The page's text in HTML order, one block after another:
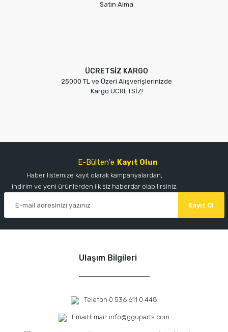
Satın Alma
ÜCRETSİZ KARGO
25000 TL ve Üzeri Alışverişlerinizde
Kargo ÜCRETSİZ!
E-Bülten'e Kayıt Olun
Haber listemize kayıt olarak kampanyalardan,
indirim ve yeni ürünlerden ilk siz haberdar olabilirsiniz.
Kayıt Ol
Ulaşım Bilgileri
Telefon:0 536 611 0 448
Email:Email: info@gguparts.com